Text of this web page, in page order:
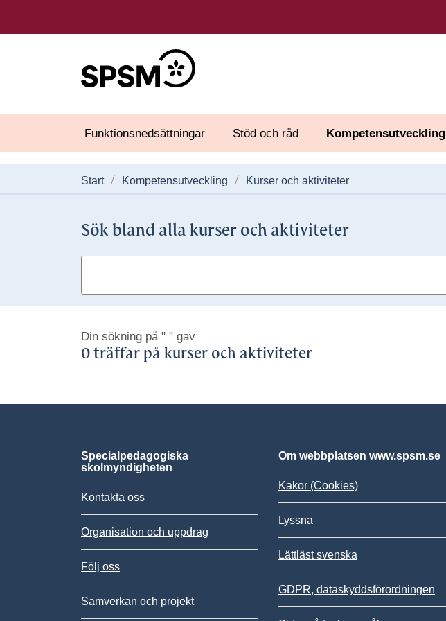
Funktionsnedsättningar Stöd och råd Kompetensutveckling
Start Kompetensutveckling Kurser och aktiviteter
Sök bland alla kurser och aktiviteter
Din sökning på " " gav
0 träffar på kurser och aktiviteter
Specialpedagogiska
skolmyndigheten
Kontakta oss
Organisation och uppdrag
Följ oss
Samverkan och projekt
Om webbplatsen www.spsm.se
Kakor (Cookies)
Lyssna
Lättläst svenska
GDPR, dataskyddsförordningen